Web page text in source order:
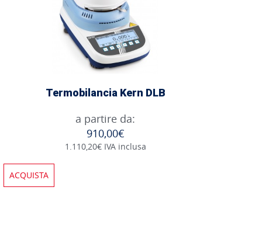
Termobilancia Kern DLB
a partire da:
910,00€
1.110,20€ IVA inclusa
ACQUISTA